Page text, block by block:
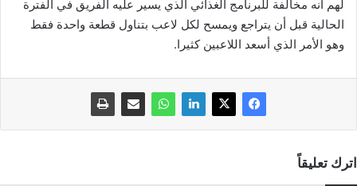
لهم أنه مخالفة للبرنامج الغذائي الذي يسير عليه الفريق في الفترة
الحالية قبل أن يتراجع ويمسح لكل لاعب بتناول قطعة واحدة فقط
وهو الأمر الذي أسعد اللاعبين كثيرا.
اترك تعليقاً